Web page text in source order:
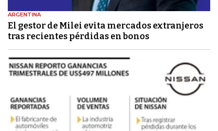
ARGENTINA
El gestor de Milei evita mercados extranjeros
tras recientes pérdidas en bonos